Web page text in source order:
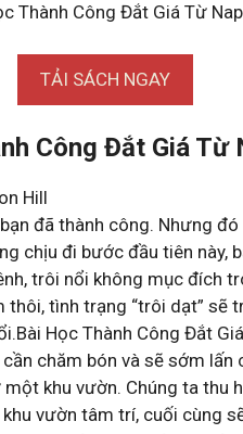
Thành Công Đắt Giá Từ
TẢI SÁCH NGAY
Công Đắt Giá Từ
Hill
đã thành công. Nhưng
chịu đi bước đầu tiên này,
trôi nổi không mục đích
tình trạng “trôi dạt” sẽ
Học Thành Công Đắt
chăm bón và sẽ sớm lấn
khu vườn. Chúng ta thu
vườn tâm trí, cuối cùng